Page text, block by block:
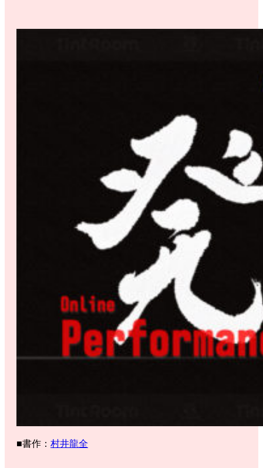
■書作： 村井龍全